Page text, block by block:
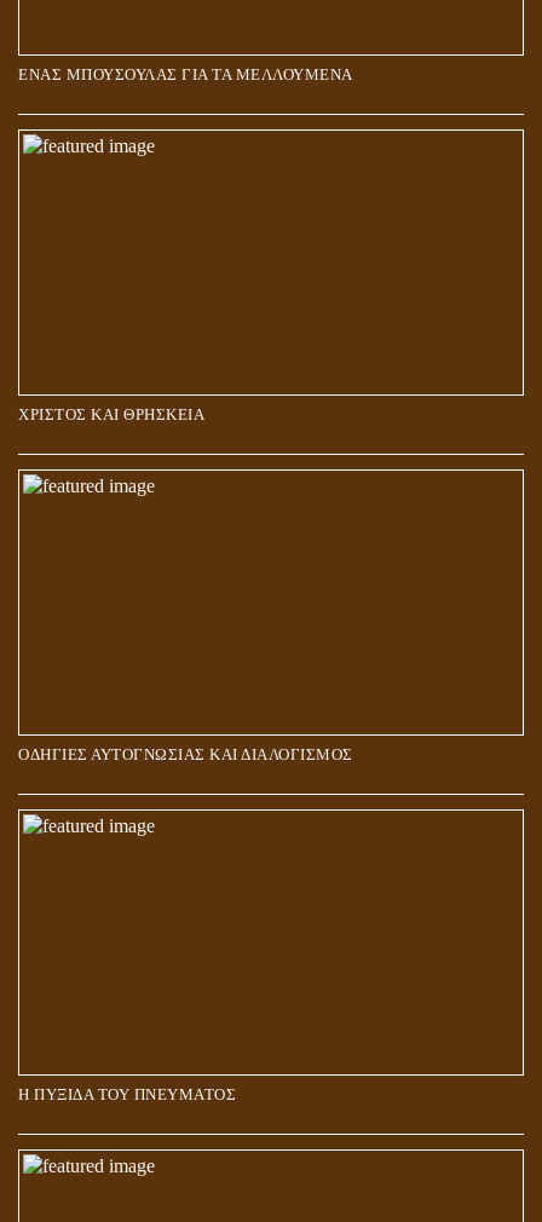
ΕΝΑΣ ΜΠΟΥΣΟΥΛΑΣ ΓΙΑ ΤΑ ΜΕΛΛΟΥΜΕΝΑ
ΧΡΙΣΤΟΣ ΚΑΙ ΘΡΗΣΚΕΙΑ
ΟΔΗΓΙΕΣ ΑΥΤΟΓΝΩΣΙΑΣ ΚΑΙ ΔΙΑΛΟΓΙΣΜΟΣ
Η ΠΥΞΙΔΑ ΤΟΥ ΠΝΕΥΜΑΤΟΣ
Η ΕΠΑΦΗ ΜΕ ΤΟ ΠΝΕΥΜΑ
ΠΟΙΟΙ ΕΠΙΛΕΓΟΥΝ ΤΟΝ ΔΡΟΜΟ ΤΗΣ ΑΛΗΘΕΙΑΣ;
5Η ΔΙΑΣΤΑΣΗ ΚΑΙ ΠΝΕΥΜΑΤΙΚΗ ΑΡΠΑΓΗ: ΔΥΟ ΔΙΑΦΟΡΕΤΙΚΕΣ